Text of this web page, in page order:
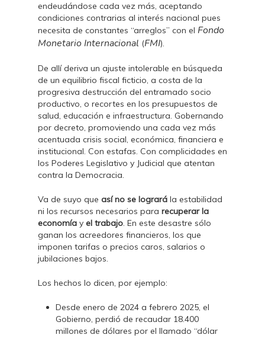
endeudándose cada vez más, aceptando
condiciones contrarias al interés nacional pues
necesita de constantes “arreglos” con el Fondo
Monetario Internacional (FMI).
De allí deriva un ajuste intolerable en búsqueda
de un equilibrio fiscal ficticio, a costa de la
progresiva destrucción del entramado socio
productivo, o recortes en los presupuestos de
salud, educación e infraestructura. Gobernando
por decreto, promoviendo una cada vez más
acentuada crisis social, económica, financiera e
institucional. Con estafas. Con complicidades en
los Poderes Legislativo y Judicial que atentan
contra la Democracia.
Va de suyo que así no se logrará la estabilidad
ni los recursos necesarios para recuperar la
economía y el trabajo. En este desastre sólo
ganan los acreedores financieros, los que
imponen tarifas o precios caros, salarios o
jubilaciones bajos.
Los hechos lo dicen, por ejemplo:
Desde enero de 2024 a febrero 2025, el
Gobierno, perdió de recaudar 18.400
millones de dólares por el llamado “dólar